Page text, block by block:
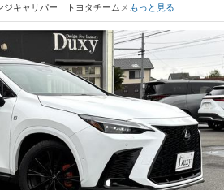
キャリパー トヨタチームメイ
パワーバックドア シート＆ス
ラ 純正２０Ａｗ（愛知県）
もっと見る